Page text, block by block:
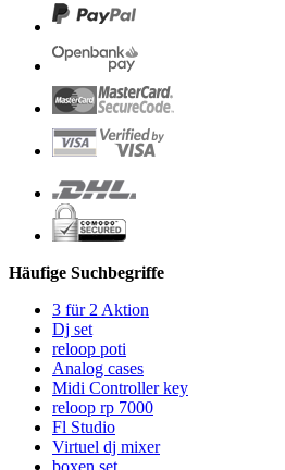
Häufige Suchbegriffe
3 für 2 Aktion
Dj set
reloop poti
Analog cases
Midi Controller key
reloop rp 7000
Fl Studio
Virtuel dj mixer
boxen set